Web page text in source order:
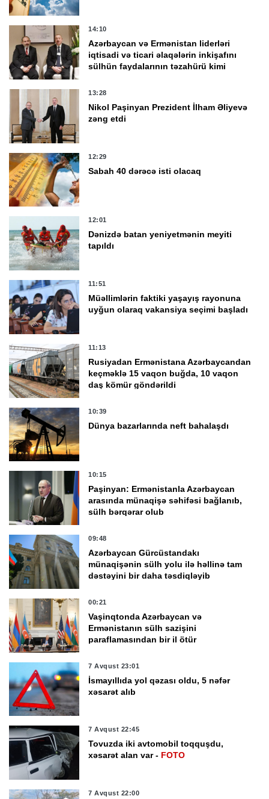
14:10
Azərbaycan və Ermənistan liderləri
iqtisadi və ticari əlaqələrin inkişafını
sülhün faydalarının təzahürü kimi
13:28
Nikol Paşinyan Prezident İlham Əliyevə
zəng etdi
12:29
Sabah 40 dərəcə isti olacaq
12:01
Dənizdə batan yeniyetmənin meyiti
tapıldı
11:51
Müəllimlərin faktiki yaşayış rayonuna
uyğun olaraq vakansiya seçimi başladı
11:13
Rusiyadan Ermənistana Azərbaycandan
keçməklə 15 vaqon buğda, 10 vaqon
daş kömür göndərildi
10:39
Dünya bazarlarında neft bahalaşdı
10:15
Paşinyan: Ermənistanla Azərbaycan
arasında münaqişə səhifəsi bağlanıb,
sülh bərqərar olub
09:48
Azərbaycan Gürcüstandakı
münaqişənin sülh yolu ilə həllinə tam
dəstəyini bir daha təsdiqləyib
00:21
Vaşinqtonda Azərbaycan və
Ermənistanın sülh sazişini
paraflamasından bir il ötür
7 Avqust 23:01
İsmayıllıda yol qəzası oldu, 5 nəfər
xəsarət alıb
7 Avqust 22:45
Tovuzda iki avtomobil toqquşdu,
xəsarət alan var - FOTO
7 Avqust 22:00